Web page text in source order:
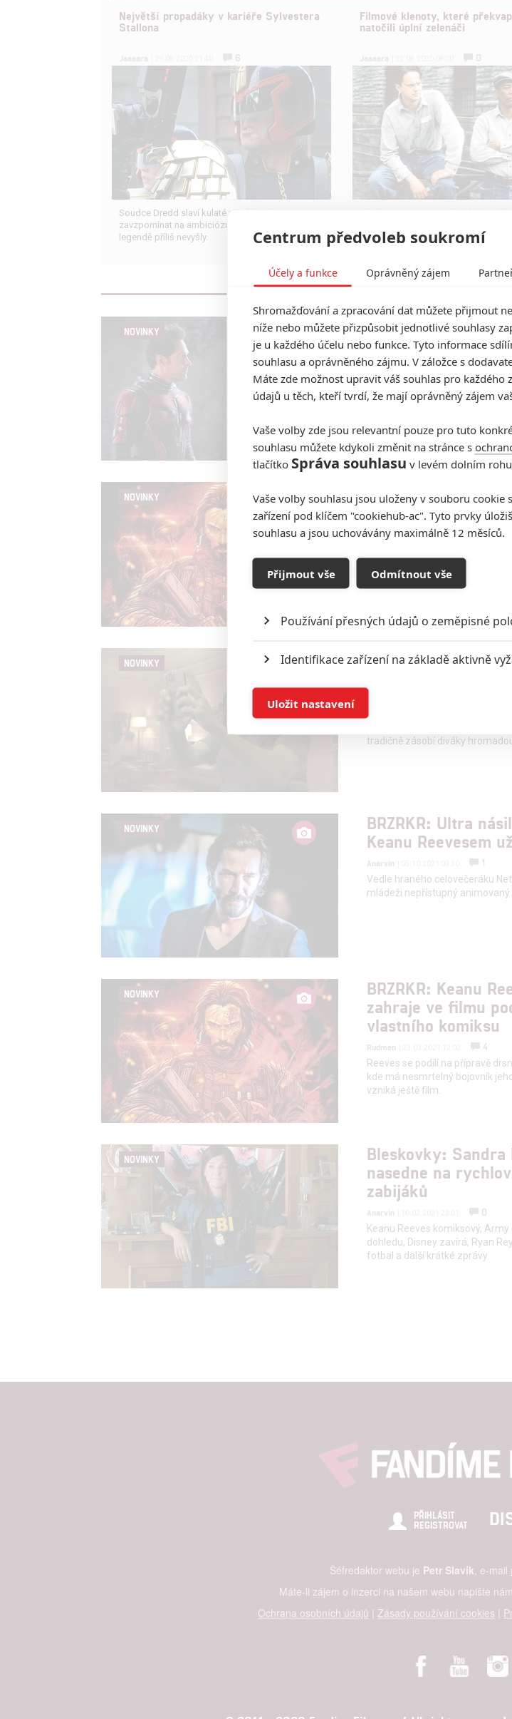
Největší propadáky v kariéře Sylvestera
Stallona
Soudce Dredd slaví kulaté výročí, je čas
zavzpomínat na ambiciózní projekty, které akční
legendě příliš nevyšly.
Filmové klenoty, které
natočili úplní zelenáči
Zkušenosti a praxe? Ale kdeže...
NOVINKY
CCXP 2022:
příval novinek ze
komiksů a
Anarvin | 26.11.2022 18:18
2
Na dalším velkém „Comic-
NOVINKY
BRZRKR: Masakr s
Reevesem
Fontána
komiksu, podle něhož se chystá
NOVINKY
Co přinese Comic-
Vybíráme to nejzajímavější z
tradičně zásobí diváky
NOVINKY
BRZRKR: Ultra
Keanu Reevesem
Anarvin
1
Vedle hraného celovečeráku
mládeži nepřístupný animovaný
NOVINKY
BRZRKR: Keanu
zahraje ve filmu
vlastního komiksu
Rudmen
4
Reeves se podílí na přípravě
kde má nesmrtelný bojovník
vzniká ještě film.
NOVINKY
Bleskovky: Sandra
nasedne na
zabijáků
Anarvin
0
Keanu Reeves komiksový,
dohledu, Disney zavírá, Ryan
fotbal a další krátké zprávy.
PŘIHLÁSIT
REGISTROVAT
Šéfredaktor webu je Petr Slavík, e-mail
Máte-li zájem o inzerci na našem webu napište
Ochrana osobních údajů | Zásady používání cookies |
Centrum předvoleb soukromí
Účely a funkce Oprávněný zájem
Shromažďování a zpracování dat můžete přijmout
níže nebo můžete přizpůsobit jednotlivé souhlasy
je u každého účelu nebo funkce. Tyto informace
souhlasu a oprávněného zájmu. V záložce s
Máte zde možnost upravit váš souhlas pro
údajů u těch, kteří tvrdí, že mají oprávněný zájem
Vaše volby zde jsou relevantní pouze pro tuto
souhlasu můžete kdykoli změnit na stránce s
tlačítko Správa souhlasu v levém dolním
Vaše volby souhlasu jsou uloženy v souboru cookie
zařízení pod klíčem "cookiehub-ac". Tyto prvky
souhlasu a jsou uchovávány maximálně 12 měsíců.
Přijmout vše Odmítnout vše
Používání přesných údajů o zeměpisné
Identifikace zařízení na základě aktivně
Ukládání a/nebo přístup k informacím v
Reklama založená na omezených údajích a
služeb
Udělením souhlasu s účely a funkcemi zde
možnost: Zajištění bezpečnosti, předcházení a
Poskytování a zobrazování reklamy a obsahu
Uložit nastavení